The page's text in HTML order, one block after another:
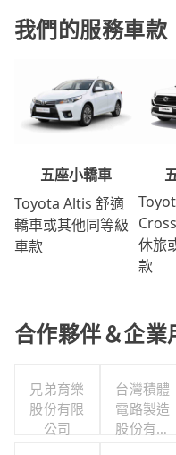
我們的服務車款
五座小轎車
Toyota Altis 舒適
轎車或其他同等級
車款
休旅
款
合作夥伴＆企業
兄弟育樂
股份有限
公司
台灣積體
電路製造
股份有限